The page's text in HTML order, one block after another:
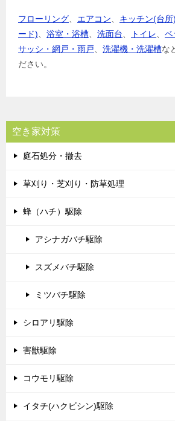
フローリング、 エアコン、 キッチン(台所)
ード)、 浴室・浴槽、 洗面台、 トイレ、 ベ
サッシ・網戸・雨戸、 洗濯機・洗濯槽な
ださい。
空き家対策
庭石処分・撤去
草刈り・芝刈り・防草処理
蜂（ハチ）駆除
アシナガバチ駆除
スズメバチ駆除
ミツバチ駆除
シロアリ駆除
害獣駆除
コウモリ駆除
イタチ(ハクビシン)駆除